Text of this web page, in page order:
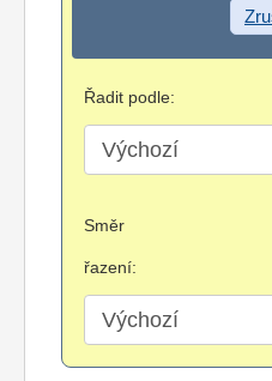
Řadit podle:
Směr
řazení: